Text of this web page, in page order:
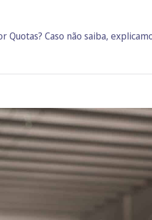
Quotas? Caso não saiba,